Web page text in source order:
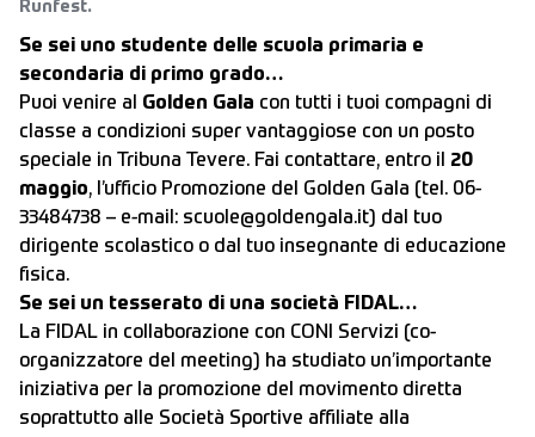
Runfest.
Se sei uno studente delle scuola primaria e
secondaria di primo grado…
Puoi venire al Golden Gala con tutti i tuoi compagni di
classe a condizioni super vantaggiose con un posto
speciale in Tribuna Tevere. Fai contattare, entro il 20
maggio, l’ufficio Promozione del Golden Gala (tel. 06-
33484738 – e-mail: scuole@goldengala.it) dal tuo
dirigente scolastico o dal tuo insegnante di educazione
fisica.
Se sei un tesserato di una società FIDAL…
La FIDAL in collaborazione con CONI Servizi (co-
organizzatore del meeting) ha studiato un’importante
iniziativa per la promozione del movimento diretta
soprattutto alle Società Sportive affiliate alla